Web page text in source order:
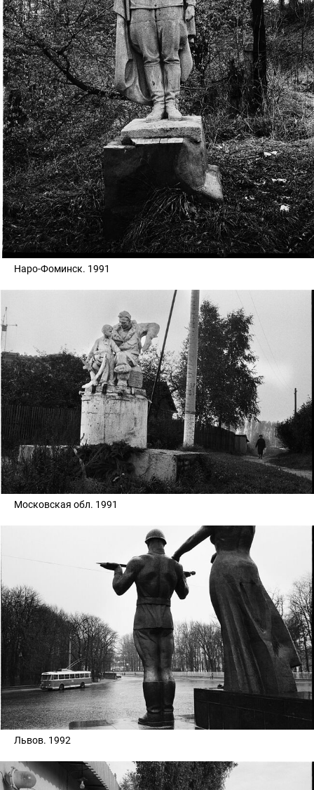
Наро-Фоминск. 1991
Московская обл. 1991
Львов. 1992